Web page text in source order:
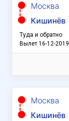
Москва
Кишинёв
Туда и обратно
Вылет 16-12-2019
Москва
Кишинёв